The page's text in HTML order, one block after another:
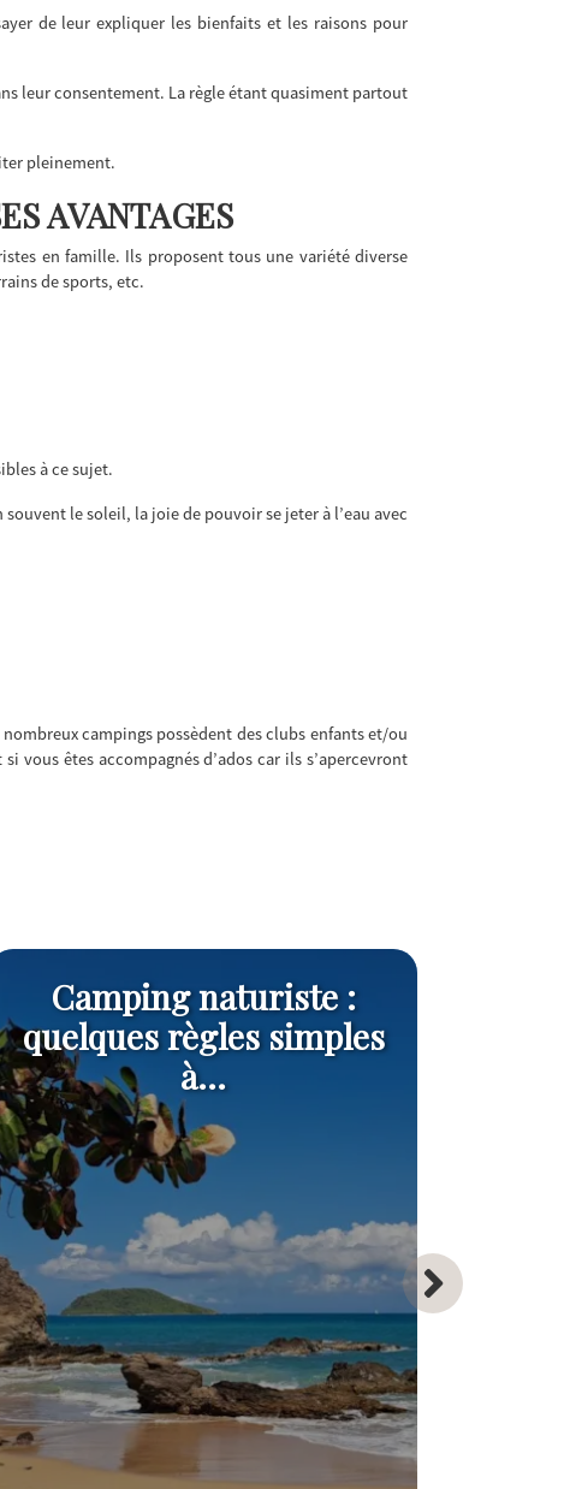
de leur expliquer les bienfaits et les raisons pour
leur consentement. La règle étant quasiment partout
pleinement.
AVANTAGES
en famille. Ils proposent tous une variété diverse
de sports, etc.
à ce sujet.
le soleil, la joie de pouvoir se jeter à l’eau avec
campings possèdent des clubs enfants et/ou
vous êtes accompagnés d’ados car ils s’apercevront
Camping naturiste :
quelques règles simples
à...